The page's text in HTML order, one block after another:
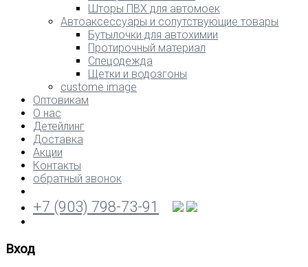
Шторы ПВХ для автомоек
Автоаксессуары и сопутствующие товары
Бутылочки для автохимии
Протирочный материал
Спецодежда
Щетки и водозгоны
custome image
Оптовикам
О нас
Детейлинг
Доставка
Акции
Контакты
обратный звонок
+7 (903) 798-73-91
Вход